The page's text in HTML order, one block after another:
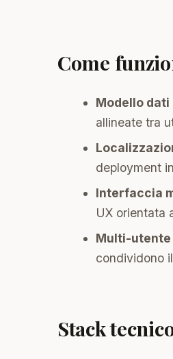
Come
Modello
allineate tra
deployment
Interfaccia
UX orientata
Multi-
condividono
Stack